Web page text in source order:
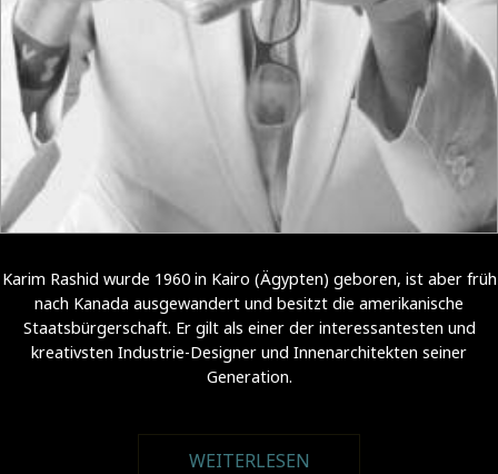
Karim Rashid wurde 1960 in Kairo (Ägypten) geboren, ist aber früh
nach Kanada ausgewandert und besitzt die amerikanische
Staatsbürgerschaft. Er gilt als einer der interessantesten und
kreativsten Industrie-Designer und Innenarchitekten seiner
Generation.
WEITERLESEN